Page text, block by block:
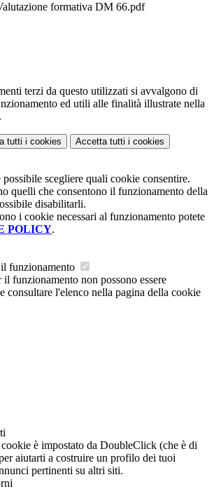
formativa DM 66.pdf
terzi da questo utilizzati si avvalgono di
ed utili alle finalità illustrate nella
.
tutti i cookies Accetta tutti i cookies
possibile scegliere quali cookie consentire.
quelli che consentono il funzionamento della
disabilitarli.
i cookie necessari al funzionamento potete
POLICY.
funzionamento
il funzionamento non possono essere
consultare l'elenco nella pagina della cookie
è impostato da DoubleClick (che è di
aiutarti a costruire un profilo dei tuoi
pertinenti su altri siti.